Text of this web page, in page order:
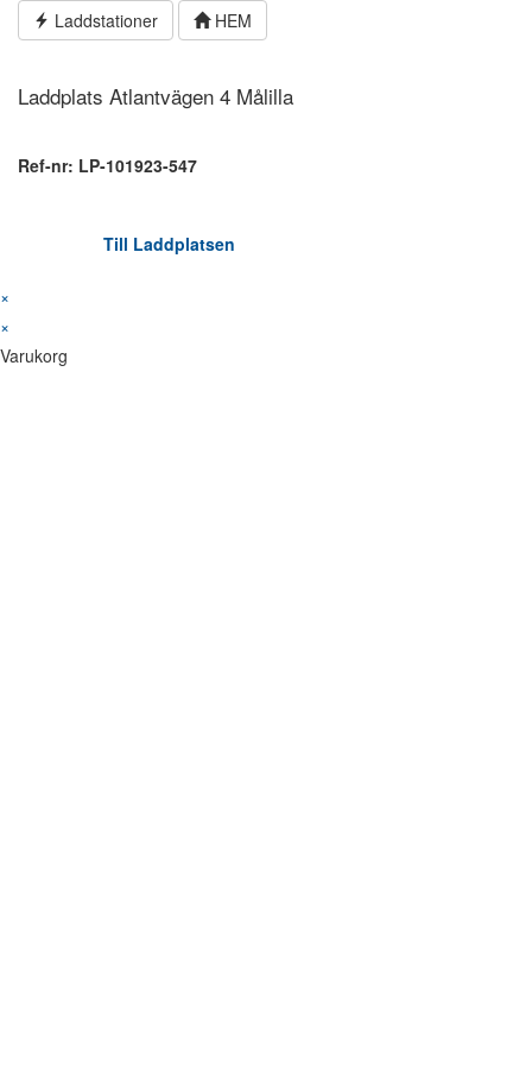
Hoppa Laddstationer HEM
Laddplats Atlantvägen 4 Målilla
Ref-nr: LP-101923-547
Till Laddplatsen
×
×
Varukorg